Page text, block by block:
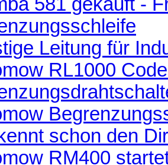
Leitung für
RL1000
schon den
RM400